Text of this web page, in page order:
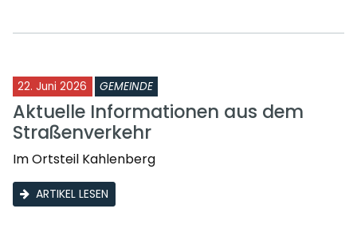
22. Juni 2026 GEMEINDE
Aktuelle Informationen aus dem
Straßenverkehr
Im Ortsteil Kahlenberg
ARTIKEL LESEN